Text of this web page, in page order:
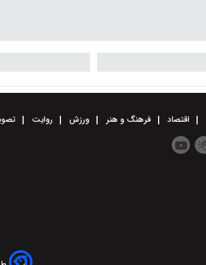
اقتصاد فرهنگ و هنر ورزش روایت